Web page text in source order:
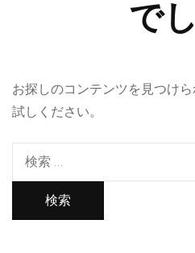
で
お探しのコンテンツを見つけ
試しください。